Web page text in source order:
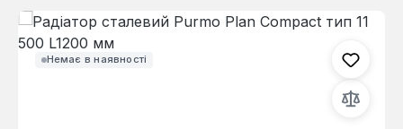
Немає в наявності
Пропустити галерею зображень